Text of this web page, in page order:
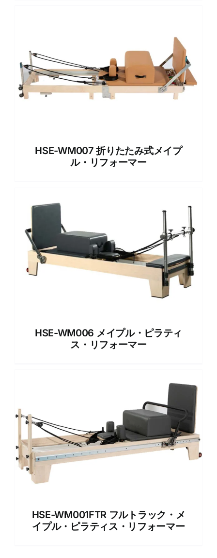
HSE-WM007 折りたたみ式メイプ
ル・リフォーマー
HSE-WM006 メイプル・ピラティ
ス・リフォーマー
HSE-WM001FTR フルトラック・メ
イプル・ピラティス・リフォーマー